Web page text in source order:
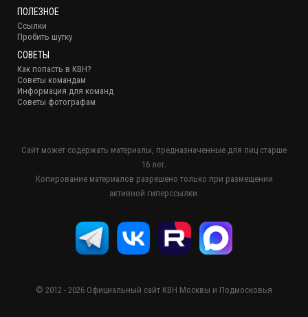
ПОЛЕЗНОЕ
Ссылки
Пробить шутку
СОВЕТЫ
Как попасть в КВН?
Советы командам
Информация для команд
Советы фотографам
Сайт может содержать материалы, предназначенные для лиц старше
16 лет.
Копирование материалов разрешено только при размещении
активной гиперссылки.
© 2012 - 2026 Официальный сайт КВН Москвы и Подмосковья